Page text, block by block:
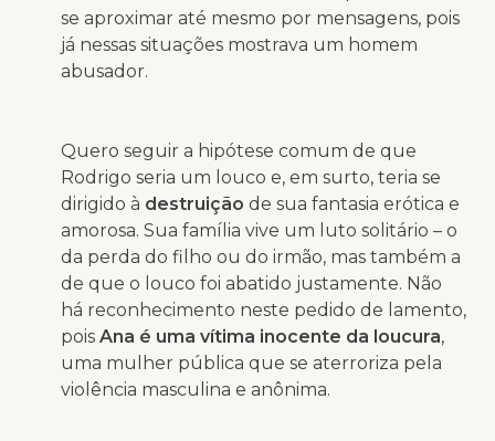
se aproximar até mesmo por mensagens, pois
já nessas situações mostrava um homem
abusador.
Quero seguir a hipótese comum de que
Rodrigo seria um louco e, em surto, teria se
dirigido à destruição de sua fantasia erótica e
amorosa. Sua família vive um luto solitário – o
da perda do filho ou do irmão, mas também a
de que o louco foi abatido justamente. Não
há reconhecimento neste pedido de lamento,
pois Ana é uma vítima inocente da loucura,
uma mulher pública que se aterroriza pela
violência masculina e anônima.